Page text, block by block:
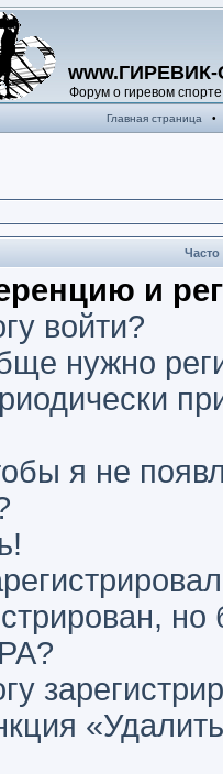
Форум о гиревом спорте
Главная страница •
и
войти?
нужно
я не